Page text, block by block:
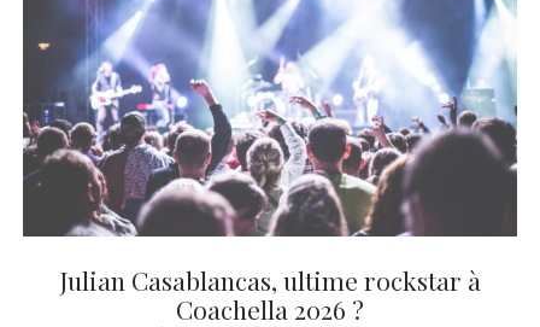
CINÉMA
LITTÉRATURE
ÉCONOMIE
SPORT
MÉDIAS
SANTÉ
instagram
emailemail-
form
Julian Casablancas, ultime rockstar à
Coachella 2026 ?